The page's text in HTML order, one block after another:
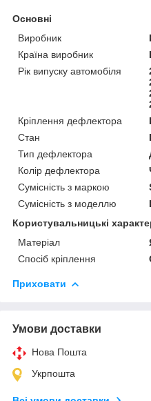
Основні
Виробник
Країна виробник
Рік випуску автомобіля
Кріплення дефлектора
Стан
Тип дефлектора
Колір дефлектора
Сумісність з маркою
Сумісність з моделлю
Користувальницькі
Матеріал
Спосіб кріплення
Приховати
Умови доставки
Нова Пошта
Укрпошта